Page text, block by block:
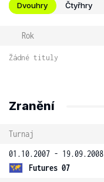
Dvouhry Čtyřhry
Rok
Žádné tituly
Zranění
Turnaj
01.10.2007 - 19.09.2008
Futures 07